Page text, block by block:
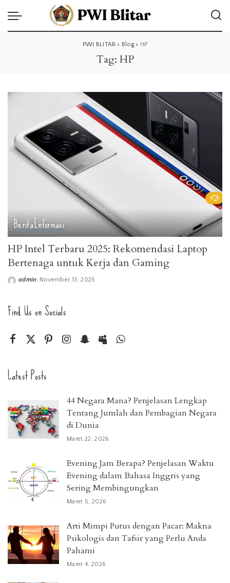
PWI BLITAR > Blog> HP
Tag: HP
BeritaInformasi
HP Intel Terbaru 2025: Rekomendasi Laptop
Bertenaga untuk Kerja dan Gaming
Posted
admin November 13, 2025
Find Us on Socials
Latest Posts
44 Negara Mana? Penjelasan Lengkap
Tentang Jumlah dan Pembagian Negara
di Dunia
Maret 22, 2026
Evening Jam Berapa? Penjelasan Waktu
Evening dalam Bahasa Inggris yang
Sering Membingungkan
Maret 5, 2026
Arti Mimpi Putus dengan Pacar: Makna
Psikologis dan Tafsir yang Perlu Anda
Pahami
Maret 4, 2026